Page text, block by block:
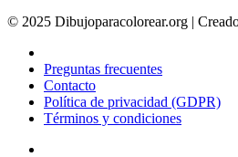
© 2025 Dibujoparacolorear.org |
Preguntas frecuentes
Contacto
Política de privacidad (GDPR)
Términos y condiciones